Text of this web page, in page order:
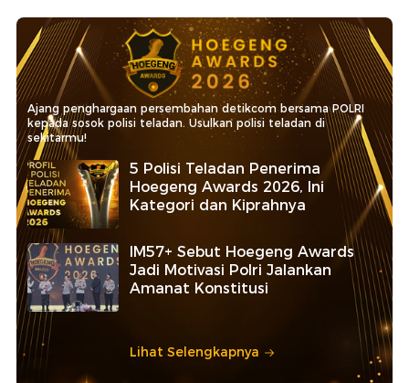
Ajang penghargaan persembahan detikcom bersama POLRI
kepada sosok polisi teladan. Usulkan polisi teladan di
sekitarmu!
5 Polisi Teladan Penerima
Hoegeng Awards 2026, Ini
Kategori dan Kiprahnya
IM57+ Sebut Hoegeng Awards
Jadi Motivasi Polri Jalankan
Amanat Konstitusi
Lihat Selengkapnya